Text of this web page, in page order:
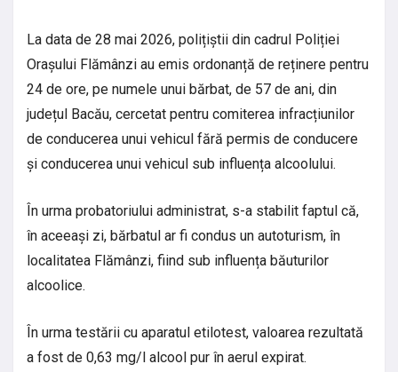
La data de 28 mai 2026, polițiștii din cadrul Poliției
Orașului Flămânzi au emis ordonanță de reținere pentru
24 de ore, pe numele unui bărbat, de 57 de ani, din
județul Bacău, cercetat pentru comiterea infracțiunilor
de conducerea unui vehicul fără permis de conducere
și conducerea unui vehicul sub influența alcoolului.
În urma probatoriului administrat, s-a stabilit faptul că,
în aceeași zi, bărbatul ar fi condus un autoturism, în
localitatea Flămânzi, fiind sub influența băuturilor
alcoolice.
În urma testării cu aparatul etilotest, valoarea rezultată
a fost de 0,63 mg/l alcool pur în aerul expirat.